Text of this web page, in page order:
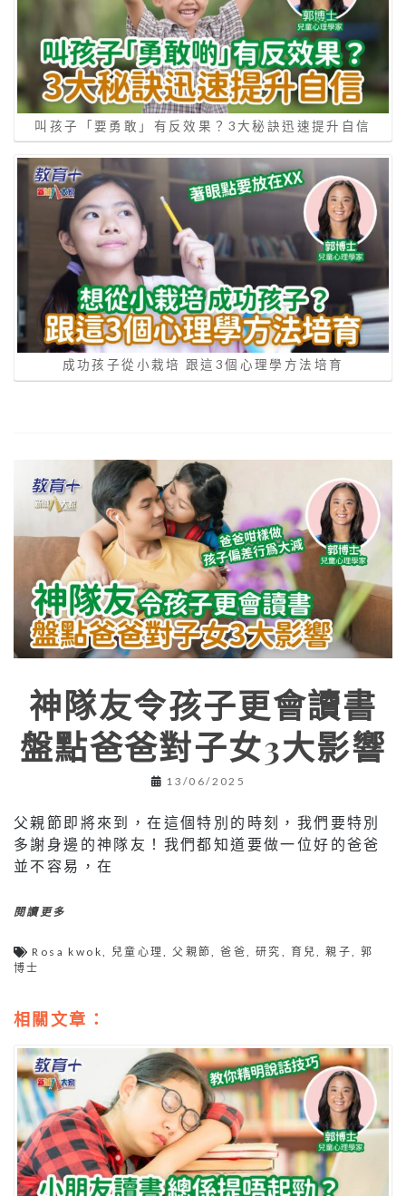
叫孩子「要勇敢」有反效果？3大秘訣迅速提升自信
成功孩子從小栽培 跟這3個心理學方法培育
神隊友令孩子更會讀書
盤點爸爸對子女3大影響
13/06/2025
父親節即將來到，在這個特別的時刻，我們要特別
多謝身邊的神隊友！我們都知道要做一位好的爸爸
並不容易，在
閱讀更多
Rosa kwok, 兒童心理, 父親節,爸爸, 研究 , 育兒,親子, 郭
博士
相關文章：